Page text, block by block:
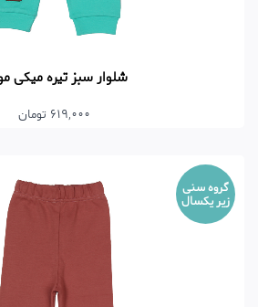
شلوار سبز تیره میکی
619,000 تومان
گروه سنی
زیر یکسال